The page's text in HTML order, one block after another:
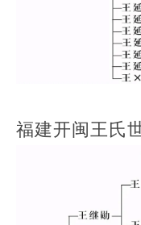
福建开闽王氏